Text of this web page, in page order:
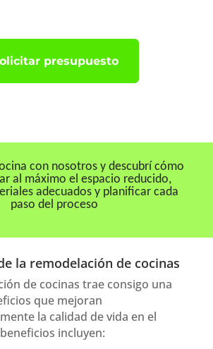
presupuesto
con nosotros y descubrí cómo
al máximo el espacio reducido,
adecuados y planificar cada
paso del proceso
la remodelación de cocinas
de cocinas trae consigo una
que mejoran
la calidad de vida en el
incluyen: